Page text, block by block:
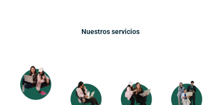
Nuestros servicios